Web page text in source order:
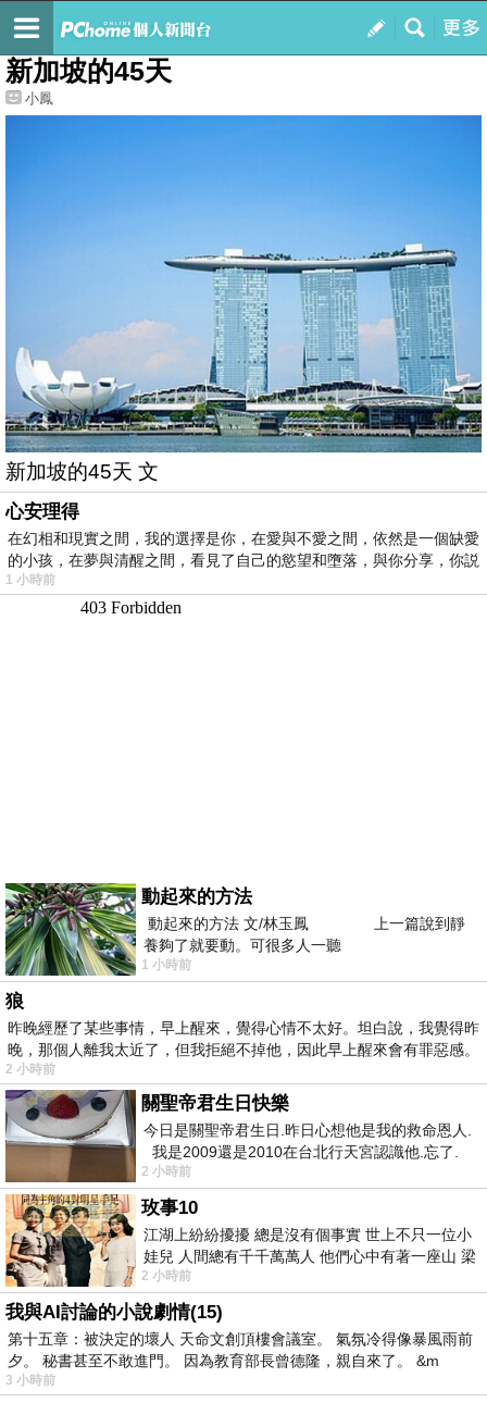
我的
最新文章
新加坡的45天
小鳳
新加坡的45天 文
心安理得
在幻相和現實之間，我的選擇是你，在愛與不愛之間，依然是一個缺愛
的小孩，在夢與清醒之間，看見了自己的慾望和墮落，與你分享，你説
1 小時前
動起來的方法
動起來的方法 文/林玉鳳 上一篇說到靜
養夠了就要動。可很多人一聽
1 小時前
狼
昨晚經歷了某些事情，早上醒來，覺得心情不太好。坦白說，我覺得昨
晚，那個人離我太近了，但我拒絕不掉他，因此早上醒來會有罪惡感。
2 小時前
關聖帝君生日快樂
今日是關聖帝君生日.昨日心想他是我的救命恩人.
我是2009還是2010在台北行天宮認識他.忘了.
一個奇摩交友的網友學
2 小時前
玫事10
江湖上紛紛擾擾 總是沒有個事實 世上不只一位小
娃兒 人間總有千千萬萬人 他們心中有著一座山 梁
山佛山泰華衡恆嵩 一山之高
2 小時前
我與AI討論的小說劇情(15)
第十五章：被決定的壞人 天命文創頂樓會議室。 氣氛冷得像暴風雨前
夕。 秘書甚至不敢進門。 因為教育部長曾德隆，親自來了。 &m
3 小時前